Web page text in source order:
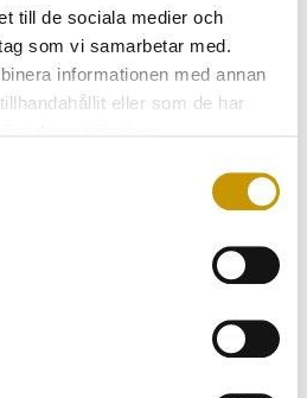
till de sociala medier och
som vi samarbetar med.
informationen med annan
eller som de har